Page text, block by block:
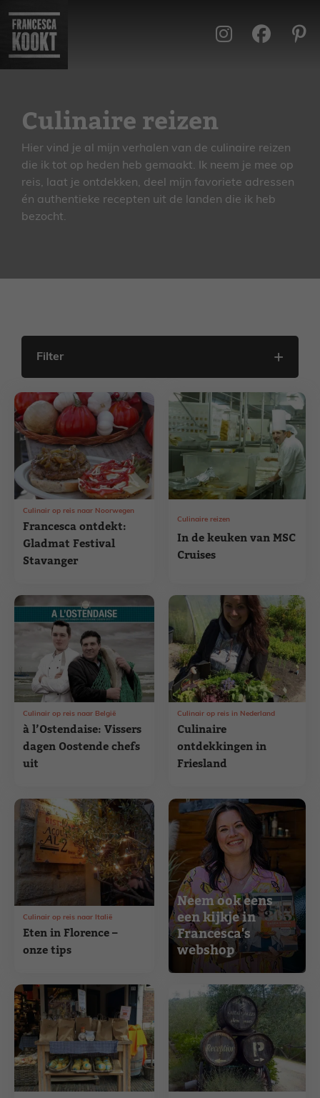
naar
inhoud
Culinaire reizen
Hier vind je al mijn verhalen van de culinaire reizen
die ik tot op heden heb gemaakt. Ik neem je mee op
reis, laat je ontdekken, deel mijn favoriete adressen
én authentieke recepten uit de landen die ik heb
bezocht.
Filter
Francesca ontdekt:
Gladmat Festival
Stavanger
Culinair op reis naar Noorwegen
In de keuken van MSC
Cruises
Culinaire reizen
à l’Ostendaise: Vissers
dagen Oostende chefs
uit
Culinair op reis naar België
Culinaire
ontdekkingen in
Friesland
Culinair op reis in Nederland
Eten in Florence –
onze tips
Culinair op reis naar Italië
Neem ook eens
een kijkje in
Francesca's
webshop